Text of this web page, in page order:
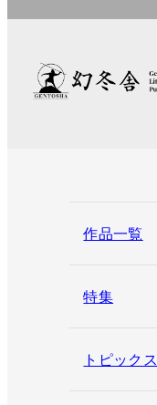
作品一覧
特集
トピックス